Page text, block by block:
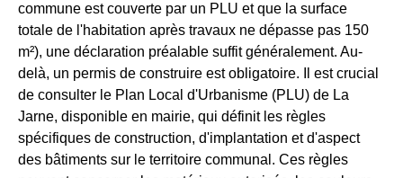
commune est couverte par un PLU et que la surface
totale de l'habitation après travaux ne dépasse pas 150
m²), une déclaration préalable suffit généralement. Au-
delà, un permis de construire est obligatoire. Il est crucial
de consulter le Plan Local d'Urbanisme (PLU) de La
Jarne, disponible en mairie, qui définit les règles
spécifiques de construction, d'implantation et d'aspect
des bâtiments sur le territoire communal. Ces règles